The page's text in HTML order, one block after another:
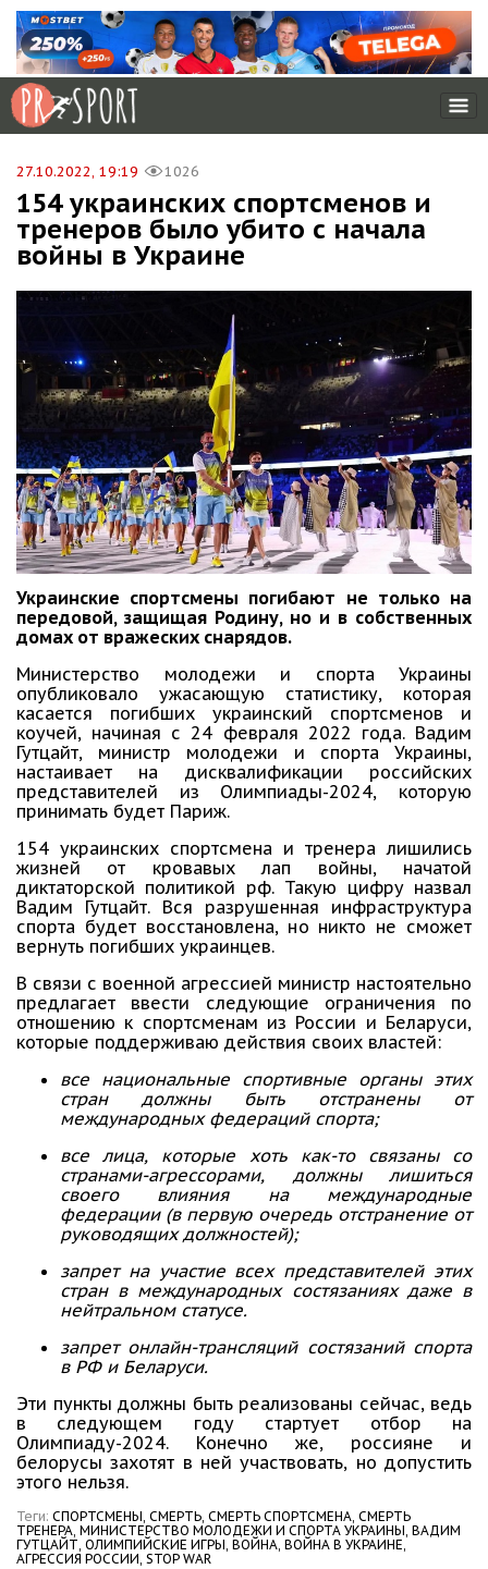
27.10.2022, 19:19 1026
154 украинских спортсменов и
тренеров было убито с начала
войны в Украине
Украинские спортсмены погибают не только на
передовой, защищая Родину, но и в собственных
домах от вражеских снарядов.
Министерство молодежи и спорта Украины
опубликовало ужасающую статистику, которая
касается погибших украинский спортсменов и
коучей, начиная с 24 февраля 2022 года. Вадим
Гутцайт, министр молодежи и спорта Украины,
настаивает на дисквалификации российских
представителей из Олимпиады-2024, которую
принимать будет Париж.
154 украинских спортсмена и тренера лишились
жизней от кровавых лап войны, начатой
диктаторской политикой рф. Такую цифру назвал
Вадим Гутцайт. Вся разрушенная инфраструктура
спорта будет восстановлена, но никто не сможет
вернуть погибших украинцев.
В связи с военной агрессией министр настоятельно
предлагает ввести следующие ограничения по
отношению к спортсменам из России и Беларуси,
которые поддерживаю действия своих властей:
все национальные спортивные органы этих
стран должны быть отстранены от
международных федераций спорта;
все лица, которые хоть как-то связаны со
странами-агрессорами, должны лишиться
своего влияния на международные
федерации (в первую очередь отстранение от
руководящих должностей);
запрет на участие всех представителей этих
стран в международных состязаниях даже в
нейтральном статусе.
запрет онлайн-трансляций состязаний спорта
в РФ и Беларуси.
Эти пункты должны быть реализованы сейчас, ведь
в следующем году стартует отбор на
Олимпиаду-2024. Конечно же, россияне и
белорусы захотят в ней участвовать, но допустить
этого нельзя.
Теги: СПОРТСМЕНЫ, СМЕРТЬ, СМЕРТЬ СПОРТСМЕНА, СМЕРТЬ
ТРЕНЕРА, МИНИСТЕРСТВО МОЛОДЕЖИ И СПОРТА УКРАИНЫ, ВАДИМ
ГУТЦАЙТ, ОЛИМПИЙСКИЕ ИГРЫ, ВОЙНА, ВОЙНА В УКРАИНЕ,
АГРЕССИЯ РОССИИ, STOP WAR